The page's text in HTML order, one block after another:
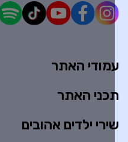
האתר
האתר
ילדים אהובים